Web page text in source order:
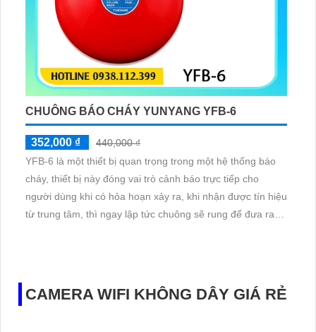
CHUÔNG BÁO CHÁY YUNYANG YFB-6
352,000 ₫
440,000 ₫
YFB-6 là một thiết bị quan trọng trong một hệ thống báo
cháy, thiết bị này đóng vai trò cảnh báo trực tiếp cho
người dùng khi có hỏa hoạn xảy ra, khi nhận được tín hiệu
từ trung tâm, thì ngay lập tức chuông sẽ rung để đưa ra
CAMERA WIFI KHÔNG DÂY GIÁ RẺ